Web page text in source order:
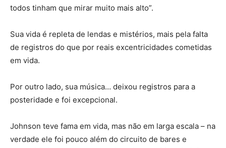
todos tinham que mirar muito mais alto”.
Sua vida é repleta de lendas e mistérios, mais pela falta
de registros do que por reais excentricidades cometidas
em vida.
Por outro lado, sua música… deixou registros para a
posteridade e foi excepcional.
Johnson teve fama em vida, mas não em larga escala – na
verdade ele foi pouco além do circuito de bares e